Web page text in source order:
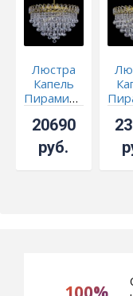
Люстра
Капель
Пирамида
подвесом
под
бронзу
20690
руб.